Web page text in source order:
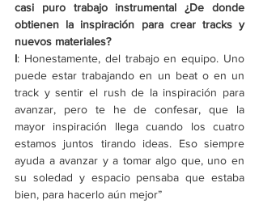
casi puro trabajo instrumental ¿De donde
obtienen la inspiración para crear tracks y
nuevos materiales?
I: Honestamente, del trabajo en equipo. Uno
puede estar trabajando en un beat o en un
track y sentir el rush de la inspiración para
avanzar, pero te he de confesar, que la
mayor inspiración llega cuando los cuatro
estamos juntos tirando ideas. Eso siempre
ayuda a avanzar y a tomar algo que, uno en
su soledad y espacio pensaba que estaba
bien, para hacerlo aún mejor”